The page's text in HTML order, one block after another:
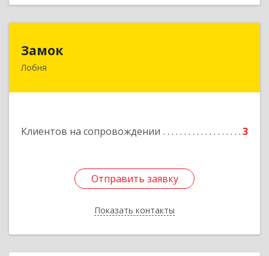
Замок
Лобня
Клиентов на сопровождении 3
Отправить заявку
Показать контакты
Россия, 141730, Московская область, г. Лобня,
Отправить заявку
Назад